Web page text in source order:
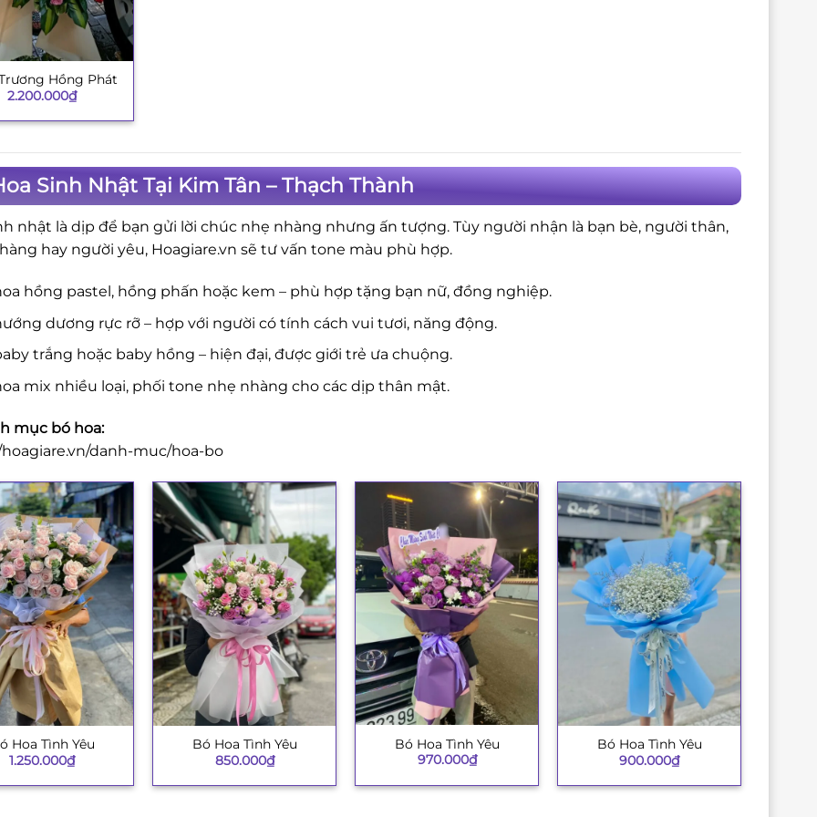
Hồng Phát
2.200.000₫
Sinh Nhật Tại Kim Tân – Thạch Thành
nhật là dịp để bạn gửi lời chúc nhẹ nhàng nhưng ấn tượng. Tùy người nhận là bạn bè, người thân,
hay người yêu, Hoagiare.vn sẽ tư vấn tone màu phù hợp.
hồng pastel, hồng phấn hoặc kem – phù hợp tặng bạn nữ, đồng nghiệp.
dương rực rỡ – hợp với người có tính cách vui tươi, năng động.
trắng hoặc baby hồng – hiện đại, được giới trẻ ưa chuộng.
mix nhiều loại, phối tone nhẹ nhàng cho các dịp thân mật.
mục bó hoa:
danh-muc/hoa-bo
Hoa Tình Yêu
1.250.000₫
Bó Hoa Tình Yêu
850.000₫
Bó Hoa Tình Yêu
970.000₫
Bó Hoa Tình Yêu
900.000₫